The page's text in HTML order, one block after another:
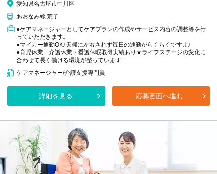
愛知県名古屋市中川区
あおなみ線 荒子
●ケアマネージャーとしてケアプランの作成やサービス内容の調整等を行
っていただきます。
●マイカー通勤OK♪天候に左右されず毎日の通勤がらくらくですよ♪
●育児休業・介護休業・看護休暇取得実績あり★ライフステージの変化に
合わせて長く働ける環境が整っています！
ケアマネージャー/介護支援専門員
詳細を見る 応募画面へ進む